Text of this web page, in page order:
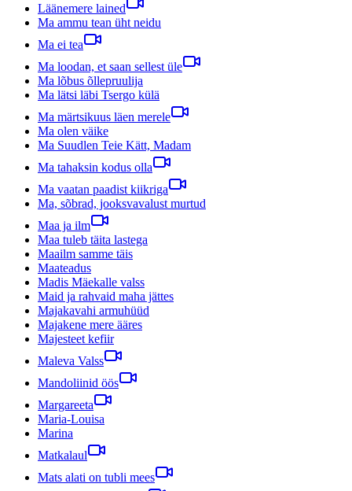
Läänemere lained
Ma ammu tean üht neidu
Ma ei tea
Ma loodan, et saan sellest üle
Ma lõbus õllepruulija
Ma lätsi läbi Tsergo külä
Ma märtsikuus läen merele
Ma olen väike
Ma Suudlen Teie Kätt, Madam
Ma tahaksin kodus olla
Ma vaatan paadist kiikriga
Ma, sõbrad, jooksvavalust murtud
Maa ja ilm
Maa tuleb täita lastega
Maailm samme täis
Maateadus
Madis Mäekalle valss
Maid ja rahvaid maha jättes
Majakavahi armuhüüd
Majakene mere ääres
Majesteet kefiir
Maleva Valss
Mandoliinid öös
Margareeta
Maria-Louisa
Marina
Matkalaul
Mats alati on tubli mees